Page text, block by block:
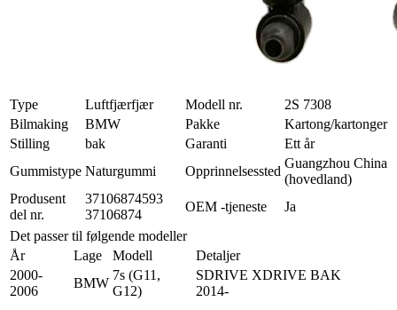
Type Luftfjærfjær Modell nr.
2S 7308
Bilmaking
BMW Pakke
Kartong/kartonger
Stilling
bak Garanti
Ett år
Gummistype Naturgummi Opprinnelsessted
Guangzhou China
(hovedland)
Produsent
del nr.
37106874593
37106874
OEM -tjeneste
Ja
Det passer til følgende modeller
År
Lage Modell
Detaljer
2000-
2006
BMW
7s (G11,
G12)
SDRIVE XDRIVE BAK
2014-